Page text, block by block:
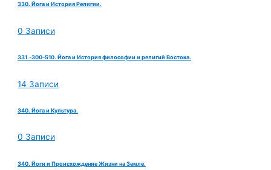
330. Йога и История Религии.
0 Записи
331.-300-510. Йога и История философии и религий Востока.
14 Записи
340. Йога и Культура.
0 Записи
340. Йоги и Происхождение Жизни на Земле.